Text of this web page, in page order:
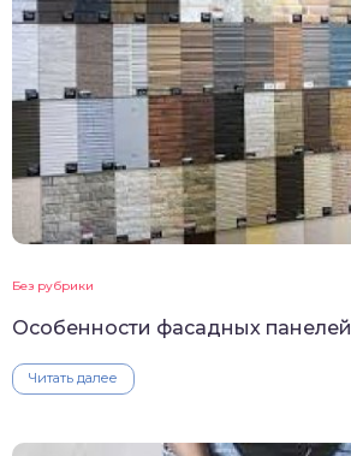
Без рубрики
Особенности фасадных панелей
Читать далее